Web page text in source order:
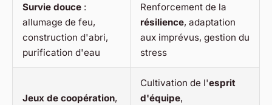
Survie douce :
allumage de feu,
construction d'abri,
purification d'eau
Renforcement de la
résilience, adaptation
aux imprévus, gestion du
stress
Jeux de coopération,
Cultivation de l'esprit
d'équipe,